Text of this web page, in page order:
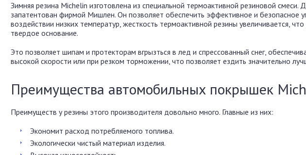
Зимняя резина Michelin изготовлена из специальной термоактивной резиновой смеси.
запатентован фирмой Мишлен. Он позволяет обеспечить эффективное и безопасное
воздействии низких температур, жесткость термоактивной резины увеличивается,
твердое основание.
Это позволяет шипам и протекторам вгрызться в лед и спрессованный снег,
высокой скорости или при резком торможении, что позволяет ездить значительно
Преимущества автомобильных покрышек
Преимуществ у резины этого производителя довольно много. Главные из них:
Экономит расход потребляемого топлива.
Экологически чистый материал изделия.